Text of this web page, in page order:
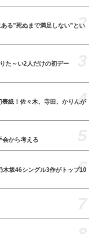
る”死ぬまで満足しない”とい
2
た～い2人だけの初デー
紙！佐々木、寺田、かりんが
4
会から考える
木坂46シングル3作がトップ10
6